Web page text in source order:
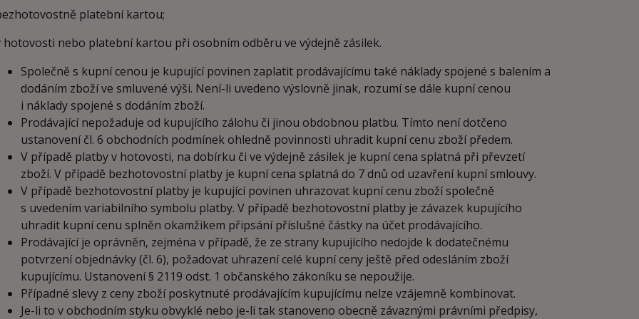
platební kartou;
nebo platební kartou při osobním odběru ve výdejně zásilek.
Společně s kupní cenou je kupující povinen zaplatit prodávajícímu také náklady spojené s balením a
dodáním zboží ve smluvené výši. Není-li uvedeno výslovně jinak, rozumí se dále kupní cenou
i náklady spojené s dodáním zboží.
Prodávající nepožaduje od kupujícího zálohu či jinou obdobnou platbu. Tímto není dotčeno
ustanovení čl. 6 obchodních podmínek ohledně povinnosti uhradit kupní cenu zboží předem.
V případě platby v hotovosti, na dobírku či ve výdejně zásilek je kupní cena splatná při převzetí
zboží. V případě bezhotovostní platby je kupní cena splatná do 7 dnů od uzavření kupní smlouvy.
V případě bezhotovostní platby je kupující povinen uhrazovat kupní cenu zboží společně
s uvedením variabilního symbolu platby. V případě bezhotovostní platby je závazek kupujícího
uhradit kupní cenu splněn okamžikem připsání příslušné částky na účet prodávajícího.
Prodávající je oprávněn, zejména v případě, že ze strany kupujícího nedojde k dodatečnému
potvrzení objednávky (čl. 6), požadovat uhrazení celé kupní ceny ještě před odesláním zboží
kupujícímu. Ustanovení § 2119 odst. 1 občanského zákoníku se nepoužije.
Případné slevy z ceny zboží poskytnuté prodávajícím kupujícímu nelze vzájemně kombinovat.
Je-li to v obchodním styku obvyklé nebo je-li tak stanoveno obecně závaznými právními předpisy,